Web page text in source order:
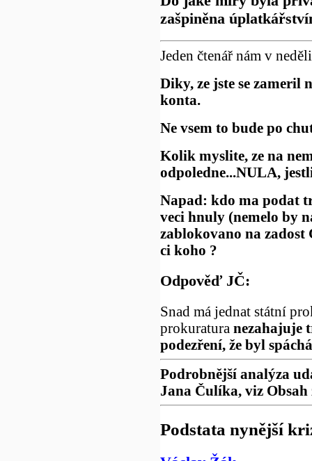
zašpiněna
Jeden čtenář nám v
Diky, ze jste se zameril
konta.
Ne vsem to bude po
Kolik myslite, ze na
odpoledne...NULA,
Napad: kdo ma podat
veci hnuly (nemelo by
zablokovano na zadost
ci koho ?
Odpověď JČ:
Snad má jednat státní
prokuratura nezahajuje
podezření, že byl
Podrobnější analýza
Jana Čulíka, viz Obsah
Podstata nynější